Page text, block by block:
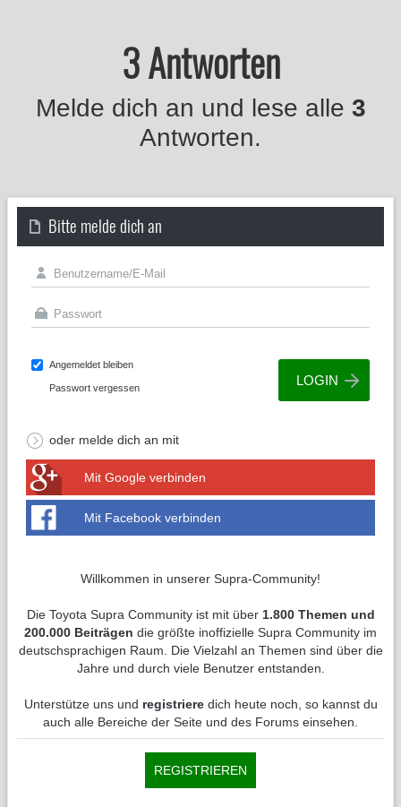
3 Antworten
Melde dich an und lese alle 3
Antworten.
Bitte melde dich an
Angemeldet bleiben
Passwort vergessen
oder melde dich an mit
Mit Google verbinden
Mit Facebook verbinden
Willkommen in unserer Supra-Community!
Die Toyota Supra Community ist mit über 1.800 Themen und
200.000 Beiträgen die größte inoffizielle Supra Community im
deutschsprachigen Raum. Die Vielzahl an Themen sind über die
Jahre und durch viele Benutzer entstanden.
Unterstütze uns und registrieredich heute noch, so kannst du
auch alle Bereiche der Seite und des Forums einsehen.
REGISTRIEREN